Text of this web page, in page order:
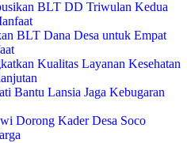
BLT DD Triwulan Kedua
BLT Dana Desa untuk Empat
Kualitas Layanan Kesehatan
Bantu Lansia Jaga Kebugaran
Dorong Kader Desa Soco